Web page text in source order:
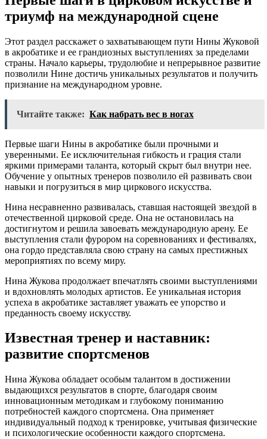
триумф на международной сцене
Этот раздел расскажет о захватывающем пути Нины Жуковой
в акробатике и ее грандиозных выступлениях за пределами
страны. Начало карьеры, трудолюбие и непрерывное развитие
позволили Нине достичь уникальных результатов и получить
признание на международном уровне.
Читайте также: Как набрать вес в ногах
Первые шаги Нины в акробатике были прочными и
уверенными. Ее исключительная гибкость и грация стали
яркими примерами таланта, который скрыт был внутри нее.
Обучение у опытных тренеров позволило ей развивать свои
навыки и погрузиться в мир циркового искусства.
Нина несравненно развивалась, ставшая настоящей звездой в
отечественной цирковой среде. Она не остановилась на
достигнутом и решила завоевать международную арену. Ее
выступления стали фурором на соревнованиях и фестивалях,
она гордо представляла свою страну на самых престижных
мероприятиях по всему миру.
Нина Жукова продолжает впечатлять своими выступлениями
и вдохновлять молодых артистов. Ее уникальная история
успеха в акробатике заставляет уважать ее упорство и
преданность своему искусству.
Известная тренер и наставник:
развитие спортсменов
Нина Жукова обладает особым талантом в достижении
выдающихся результатов в спорте, благодаря своим
инновационным методикам и глубокому пониманию
потребностей каждого спортсмена. Она применяет
индивидуальный подход к тренировке, учитывая физические
и психологические особенности каждого спортсмена.